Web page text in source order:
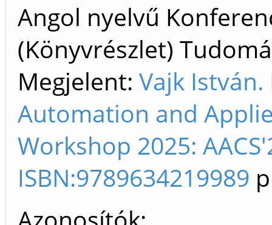
Angol nyelvű
(Könyvrészlet)
Megjelent: Vajk
Automation and
Workshop 2025:
ISBN:9789634219989